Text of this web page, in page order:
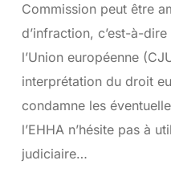
Commission peut être
d’infraction, c’est-à-
l’Union européenne
interprétation du droit
condamne les
l’EHHA n’hésite pas à
judiciaire…